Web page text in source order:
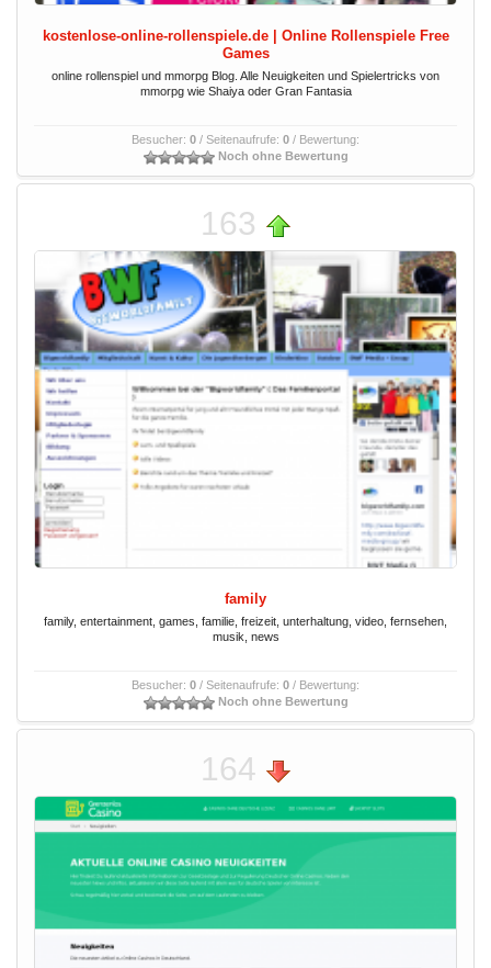
kostenlose-online-rollenspiele.de | Online Rollenspiele Free
Games
online rollenspiel und mmorpg Blog. Alle Neuigkeiten und Spielertricks von
mmorpg wie Shaiya oder Gran Fantasia
Besucher: 0 / Seitenaufrufe: 0 / Bewertung:
Noch ohne Bewertung
163
family
family, entertainment, games, familie, freizeit, unterhaltung, video, fernsehen,
musik, news
Besucher: 0 / Seitenaufrufe: 0 / Bewertung:
Noch ohne Bewertung
164